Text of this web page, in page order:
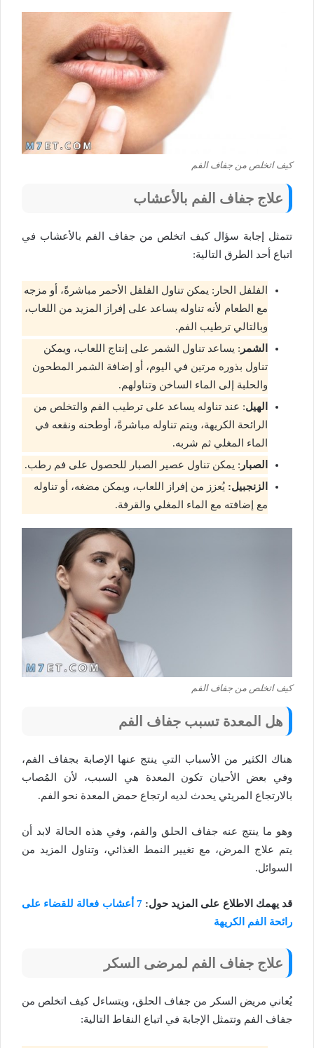
كيف اتخلص من جفاف الفم
علاج جفاف الفم بالأعشاب
تتمثل إجابة سؤال كيف اتخلص من جفاف الفم بالأعشاب في
اتباع أحد الطرق التالية:
الفلفل الحار: يمكن تناول الفلفل الأحمر مباشرةً، أو مزجه
مع الطعام لأنه تناوله يساعد على إفراز المزيد من اللعاب،
وبالتالي ترطيب الفم.
الشمر : يساعد تناول الشمر على إنتاج اللعاب، ويمكن
تناول بذوره مرتين في اليوم، أو إضافة الشمر المطحون
والحلبة إلى الماء الساخن وتناولهم.
الهيل: عند تناوله يساعد على ترطيب الفم والتخلص من
الرائحة الكريهة، ويتم تناوله مباشرةً، أوطحنه ونقعه في
الماء المغلي ثم شربه.
الصبار : يمكن تناول عصير الصبار للحصول على فم رطب.
الزنجبيل: يُعزز من إفراز اللعاب، ويمكن مضغه، أو تناوله
مع إضافته مع الماء المغلي والقرفة.
كيف اتخلص من جفاف الفم
هل المعدة تسبب جفاف الفم
هناك الكثير من الأسباب التي ينتج عنها الإصابة بجفاف الفم،
وفي بعض الأحيان تكون المعدة هي السبب، لأن المُصاب
بالارتجاع المريئي يحدث لديه ارتجاع حمض المعدة نحو الفم.
وهو ما ينتج عنه جفاف الحلق والفم، وفي هذه الحالة لابد أن
يتم علاج المرض، مع تغيير النمط الغذائي، وتناول المزيد من
السوائل.
قد يهمك الاطلاع على المزيد حول:
7 أعشاب فعالة للقضاء على
رائحة الفم الكريهة
علاج جفاف الفم لمرضى السكر
يُعاني مريض السكر من جفاف الحلق، ويتساءل كيف اتخلص من
جفاف الفم وتتمثل الإجابة في اتباع النقاط التالية: